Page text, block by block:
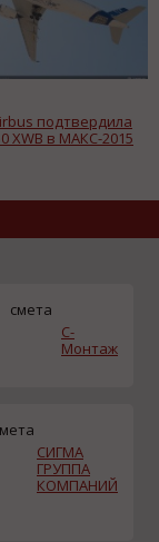
подтвердила
XWB в МАКС-2015
смета
С-
Монтаж
СИГМА
ГРУППА
КОМПАНИЙ